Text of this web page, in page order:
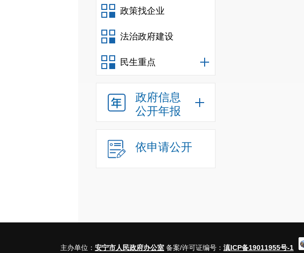
政策找企业
法治政府建设
民生重点
政府信息
公开年报
依申请公开
主办单位： 安宁市人民政府办公室 备案/许可证编号： 滇ICP备19011955号-1